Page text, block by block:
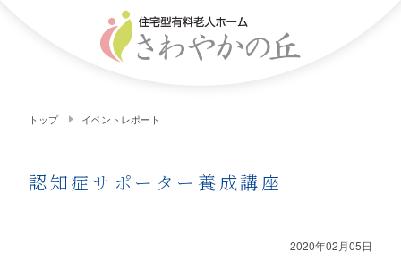
トップ イベントレポート
認知症サポーター養成講座
2020年02月05日